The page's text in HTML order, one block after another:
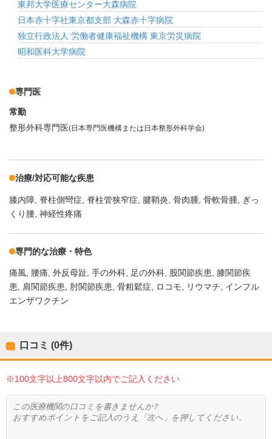
東邦大学医療センター大森病院
日本赤十字社東京都支部 大森赤十字病院
独立行政法人 労働者健康福祉機構 東京労災病院
昭和医科大学病院
専門医
常勤
整形外科専門医(日本専門医機構または日本整形外科学会)
治療/対応可能な疾患
膝内障 脊柱側彎症 脊柱管狭窄症 腱鞘炎 骨肉腫 骨軟骨腫
ぎっ
くり腰 神経性疼痛
専門的な治療・特色
痛風 腰痛 外反母趾 手の外科 足の外科 股関節疾患
膝関節疾
患
肩関節疾患 肘関節疾患 骨粗鬆症 ロコモ リウマチ
インフル
エンザワクチン
口コミ (0件)
※100文字以上800文字以内でご記入ください